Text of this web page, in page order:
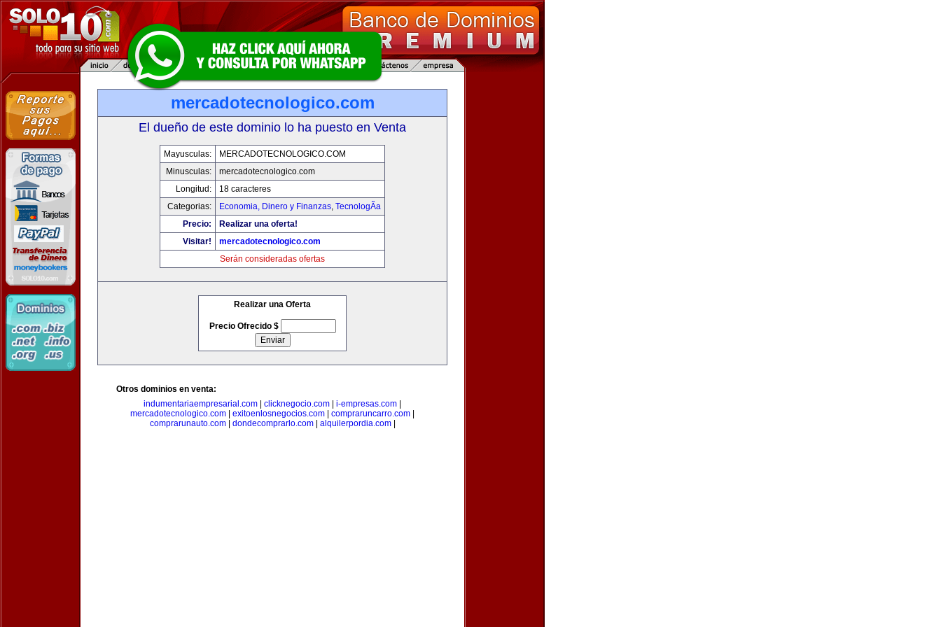
mercadotecnologico.com
El dueño de este dominio lo ha puesto en Venta
Mayusculas:
MERCADOTECNOLOGICO.COM
Minusculas:
mercadotecnologico.com
Longitud:
18 caracteres
Categorias:
Economia, Dinero y Finanzas, TecnologÃ­a
Precio:
Realizar una oferta!
Visitar!
mercadotecnologico.com
Serán consideradas ofertas
Realizar una Oferta
Precio Ofrecido $
Otros dominios en venta:
indumentariaempresarial.com
clicknegocio.com i-empresas.com
mercadotecnologico.com
exitoenlosnegocios.com compraruncarro.com
comprarunauto.com| dondecomprarlo.com| alquilerpordia.com|